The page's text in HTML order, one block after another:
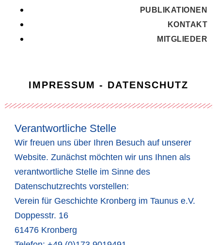
PUBLIKATIONEN
KONTAKT
MITGLIEDER
IMPRESSUM - DATENSCHUTZ
Verantwortliche Stelle
Wir freuen uns über Ihren Besuch auf unserer
Website. Zunächst möchten wir uns Ihnen als
verantwortliche Stelle im Sinne des
Datenschutzrechts vorstellen:
Verein für Geschichte Kronberg im Taunus e.V.
Doppesstr. 16
61476 Kronberg